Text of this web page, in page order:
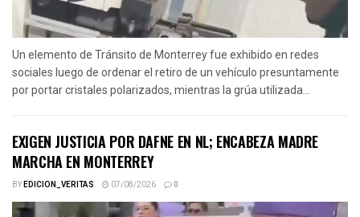
Un elemento de Tránsito de Monterrey fue exhibido en redes
sociales luego de ordenar el retiro de un vehículo presuntamente
por portar cristales polarizados, mientras la grúa utilizada...
EXIGEN JUSTICIA POR DAFNE EN NL; ENCABEZA MADRE
MARCHA EN MONTERREY
BYEDICION_VERITAS 07/08/2026 0